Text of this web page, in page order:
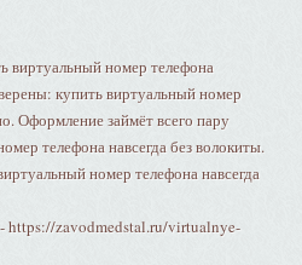
виртуальный номер телефона
купить виртуальный номер
Оформление займёт всего пару
телефона навсегда без волокиты.
номер телефона навсегда
https://zavodmedstal.ru/virtualnye-